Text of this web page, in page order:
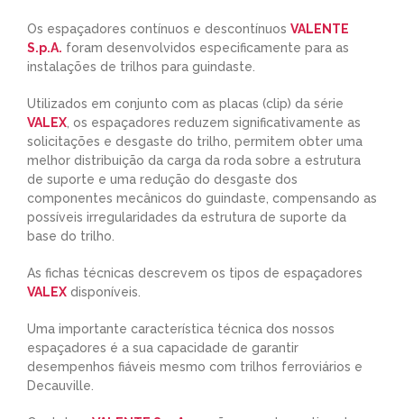
Os espaçadores contínuos e descontínuos VALENTE
S.p.A. foram desenvolvidos especificamente para as
instalações de trilhos para guindaste.
Utilizados em conjunto com as placas (clip) da série
VALEX, os espaçadores reduzem significativamente as
solicitações e desgaste do trilho, permitem obter uma
melhor distribuição da carga da roda sobre a estrutura
de suporte e uma redução do desgaste dos
componentes mecânicos do guindaste, compensando as
possíveis irregularidades da estrutura de suporte da
base do trilho.
As fichas técnicas descrevem os tipos de espaçadores
VALEXdisponíveis.
Uma importante característica técnica dos nossos
espaçadores é a sua capacidade de garantir
desempenhos fiáveis mesmo com trilhos ferroviários e
Decauville.